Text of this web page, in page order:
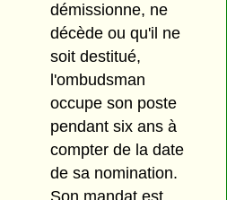
démissionne, ne
décède ou qu'il ne
soit destitué,
l'ombudsman
occupe son poste
pendant six ans à
compter de la date
de sa nomination.
Son mandat est